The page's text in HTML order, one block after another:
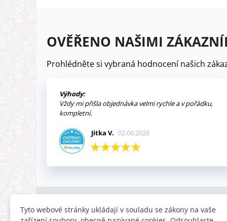
OVĚŘENO NAŠIMI
Prohlédněte si vybraná hodnocení našich
Výhody:
Vždy mi přišla objednávka velmi rychle a v pořádku,
kompletní.
Jitka V. 02.06.2026
INFORMACE HLEDÁTE
Tyto webové stránky ukládají v souladu se zákony na vaše